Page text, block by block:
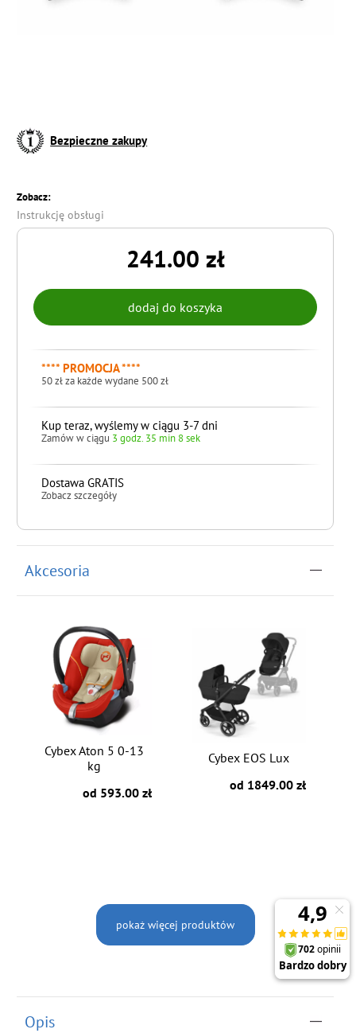
Bezpieczne zakupy
Zobacz:
Instrukcję obsługi
241.00 zł
**** PROMOCJA ****
50 zł za każde wydane 500 zł
Kup teraz, wyślemy w ciągu 3-7 dni
Zamów w ciągu 3 godz. 35 min 8 sek
Dostawa GRATIS
Zobacz szczegóły
Akcesoria
Cybex Aton 5 0-13
kg
od 593.00 zł
Cybex EOS Lux
od 1849.00 zł
pokaż więcej produktów
Opis